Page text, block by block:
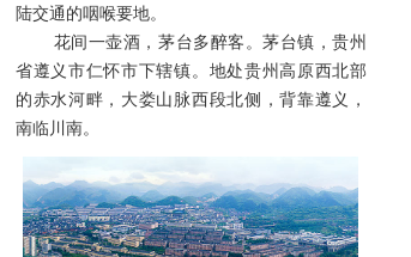
陆交通的咽喉要地。
花间一壶酒，茅台多醉客。茅台镇，贵州
省遵义市仁怀市下辖镇。地处贵州高原西北部
的赤水河畔，大娄山脉西段北侧，背靠遵义，
南临川南。